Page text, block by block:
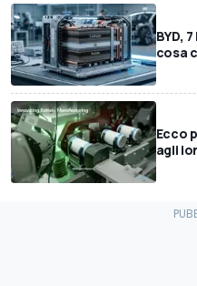
BYD,
cosa
Ecco
agli